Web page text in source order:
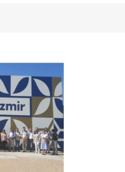
kullanılması için
ve site adresim bu